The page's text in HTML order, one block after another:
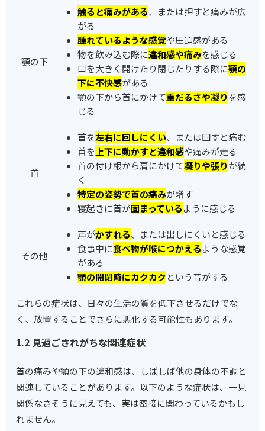
顎の下
触ると痛みがある、または押すと痛みが広
がる
腫れているような感覚や圧迫感がある
物を飲み込む際に違和感や痛みを感じる
口を大きく開けたり閉じたりする際に顎の
下に不快感がある
顎の下から首にかけて重だるさや凝りを感
じる
首
首を左右に回しにくい、または回すと痛む
首を上下に動かすと違和感や痛みが走る
首の付け根から肩にかけて凝りや張りが続
く
特定の姿勢で首の痛みが増す
寝起きに首が固まっているように感じる
その他
声がかすれる、または出しにくいと感じる
食事中に食べ物が喉につかえるような感覚
がある
顎の開閉時にカクカクという音がする
これらの症状は、日々の生活の質を低下させるだけでな
く、放置することでさらに悪化する可能性もあります。
1.2 見過ごされがちな関連症状
首の痛みや顎の下の違和感は、しばしば他の身体の不調と
関連していることがあります。以下のような症状は、一見
関係なさそうに見えても、実は密接に関わっているかもし
れません。